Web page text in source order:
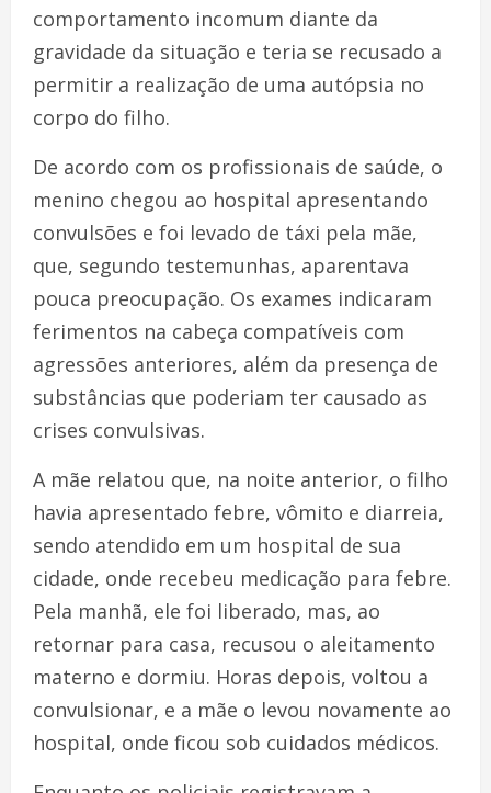
comportamento incomum diante da
gravidade da situação e teria se recusado a
permitir a realização de uma autópsia no
corpo do filho.
De acordo com os profissionais de saúde, o
menino chegou ao hospital apresentando
convulsões e foi levado de táxi pela mãe,
que, segundo testemunhas, aparentava
pouca preocupação. Os exames indicaram
ferimentos na cabeça compatíveis com
agressões anteriores, além da presença de
substâncias que poderiam ter causado as
crises convulsivas.
A mãe relatou que, na noite anterior, o filho
havia apresentado febre, vômito e diarreia,
sendo atendido em um hospital de sua
cidade, onde recebeu medicação para febre.
Pela manhã, ele foi liberado, mas, ao
retornar para casa, recusou o aleitamento
materno e dormiu. Horas depois, voltou a
convulsionar, e a mãe o levou novamente ao
hospital, onde ficou sob cuidados médicos.